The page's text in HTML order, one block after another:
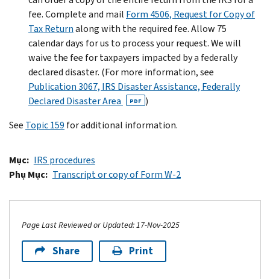
fee. Complete and mail Form 4506, Request for Copy of
Tax Returnalong with the required fee. Allow 75
calendar days for us to process your request. We will
waive the fee for taxpayers impacted by a federally
declared disaster. (For more information, see
Publication 3067, IRS Disaster Assistance, Federally
Declared Disaster Area
PDF )
See Topic 159 for additional information.
Mục
IRS procedures
Phụ Mục
Transcript or copy of Form W-2
Page Last Reviewed or Updated: 17-Nov-2025
Share Print